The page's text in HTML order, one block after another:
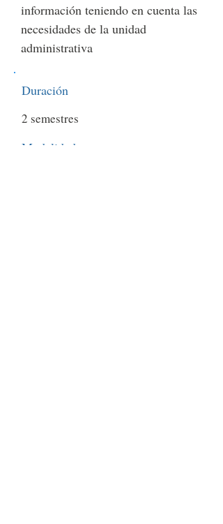
información teniendo en cuenta las
necesidades de la unidad
administrativa
Duración
2 semestres
Modalidad